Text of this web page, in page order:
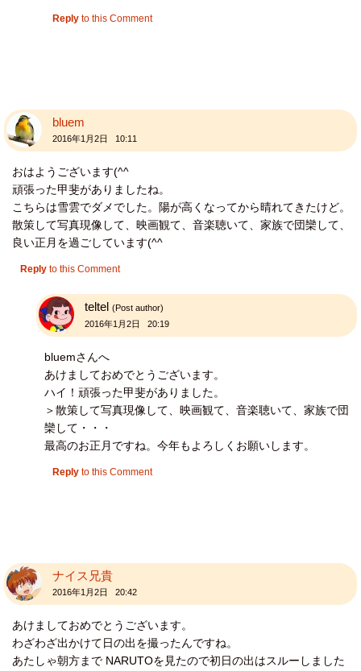
Reply to this Comment
bluem
2016年1月2日 10:11
おはようございます(^^
頑張った甲斐がありましたね。
こちらは雪雲でダメでした。陽が高くなってから晴れてきたけど。
散策して写真現像して、映画観て、音楽聴いて、家族で団欒して、
良い正月を過ごしています(^^
Reply to this Comment
teltel (Post author)
2016年1月2日 20:19
bluemさんへ
あけましておめでとうございます。
ハイ！頑張った甲斐がありました。
＞散策して写真現像して、映画観て、音楽聴いて、家族で団
欒して・・・
最高のお正月ですね。今年もよろしくお願いします。
Reply to this Comment
ナイス兄貴
2016年1月2日 20:42
あけましておめでとうございます。
わざわざ出かけて日の出を撮ったんですね。
あたしゃ朝方まで NARUTOを見たので初日の出はスルーしました